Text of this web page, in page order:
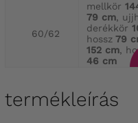
60/62
mellkör
79 cm,
derékkör
hossz 79
152 cm,
46 cm
termékleírás